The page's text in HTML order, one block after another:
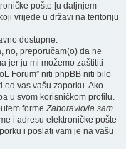
pošte [u daljnjem
vrijede u državi na teritoriju
dostupne.
no, preporučam(o) da ne
jer ju mi možemo zaštititi
Forum” niti phpBB niti bilo
od vas vašu zaporku. Ako
u svom korisničkom profilu.
formeZaboravio/la sam
i adresu elektroničke pošte
i poslati vam je na vašu